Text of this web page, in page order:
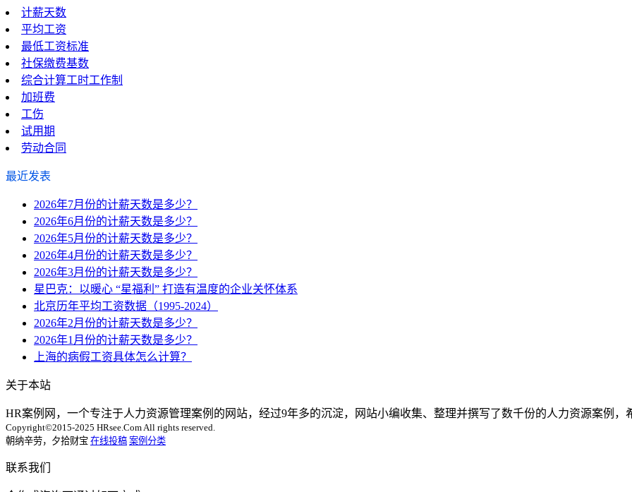
计薪天数
平均工资
最低工资标准
社保缴费基数
综合计算工时工作制
加班费
工伤
试用期
劳动合同
最近发表
2026年7月份的计薪天数是多少？
2026年6月份的计薪天数是多少？
2026年5月份的计薪天数是多少？
2026年4月份的计薪天数是多少？
2026年3月份的计薪天数是多少？
星巴克：以暖心 “星福利” 打造有温度的企业关怀体系
北京历年平均工资数据（1995-2024）
2026年2月份的计薪天数是多少？
2026年1月份的计薪天数是多少？
上海的病假工资具体怎么计算？
关于本站
HR案例网，一个专注于人力资源管理案例的网站，经过9年多的沉淀，网站小编收集、整理并撰写了数千份的人力资源案例
Copyright©2015-2025 HRsee.Com All rights reserved.
朝纳辛劳，夕拾财宝 在线投稿 案例分类
联系我们